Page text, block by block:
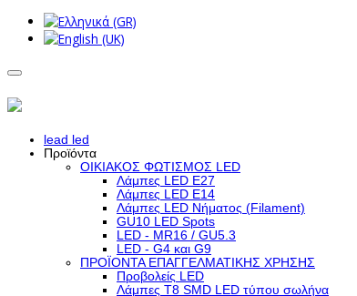
lead led
Προϊόντα
ΟΙΚΙΑΚΟΣ ΦΩΤΙΣΜΟΣ LED
Λάμπες LED Ε27
Λάμπες LED Ε14
Λάμπες LED Νήματος (Filament)
GU10 LED Spots
LED - MR16 / GU5.3
LED - G4 και G9
ΠΡΟΪΟΝΤΑ ΕΠΑΓΓΕΛΜΑΤΙΚΗΣ ΧΡΗΣΗΣ
Προβολείς LED
Λάμπες Τ8 SMD LED τύπου σωλήνα